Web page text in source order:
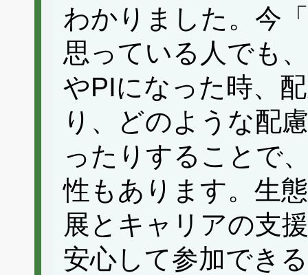
わかりました。今
思っている人でも
やPIになった時、
り、どのような配
ったりすることで
性もあります。生
展とキャリアの支
安心して参加でき